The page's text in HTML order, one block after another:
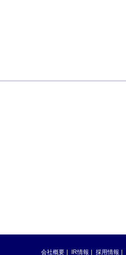
会社概要 IR情報 採用情報